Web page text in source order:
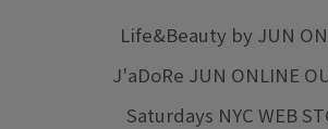
Life&Beauty by JUN
J'aDoRe JUN ONLINE
Saturdays NYC WEB